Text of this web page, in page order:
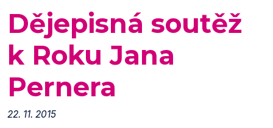
Dějepisná soutěž
k Roku Jana
Pernera
22. 11. 2015